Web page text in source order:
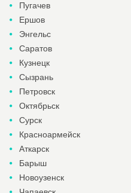
Пугачев
Ершов
Энгельс
Саратов
Кузнецк
Сызрань
Петровск
Октябрьск
Сурск
Красноармейск
Аткарск
Барыш
Новоузенск